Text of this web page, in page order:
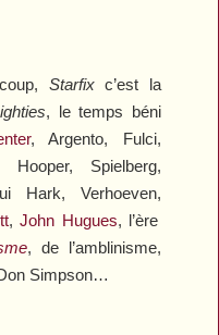
Starfixc’est la
, le temps béni
, Argento, Fulci,
Hooper, Spielberg,
Hark, Verhoeven,
,John Hugues, l’ère
, de l’amblinisme,
Simpson…